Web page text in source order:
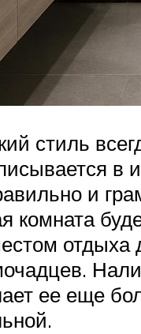
стиль
в
и
комната
отдыха
ее еще